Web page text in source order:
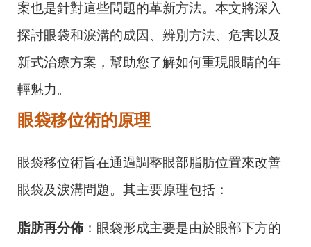
案也是針對這些問題的革新方法。本文將深入
探討眼袋和淚溝的成因、辨別方法、危害以及
新式治療方案，幫助您了解如何重現眼睛的年
輕魅力。
眼袋移位術的原理
眼袋移位術旨在通過調整眼部脂肪位置來改善
眼袋及淚溝問題。其主要原理包括：
脂肪再分佈 ：眼袋形成主要是由於眼部下方的